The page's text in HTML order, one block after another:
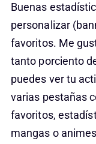
Buenas
personalizar
favoritos. Me
tanto porciento
puedes ver tu
varias pestañas
favoritos,
mangas o